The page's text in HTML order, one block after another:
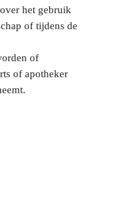
het gebruik
of tijdens de
of
of apotheker